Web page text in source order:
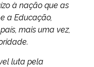
à nação que as
a Educação,
mais uma vez,
luta pela